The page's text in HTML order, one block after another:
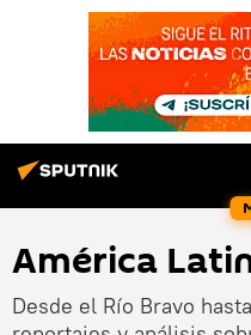
América
Desde el Río Bravo